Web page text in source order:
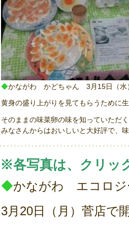
◆かながわ かどちゃん 3月15日（
黄身の盛り上がりを見てもらうために生
そのままの味菜卵の味を知っていただ
みなさんからはおいしいと大好評で、
※各写真は、クリッ
◆かながわ エコロジ
3月20日（月）菅店で